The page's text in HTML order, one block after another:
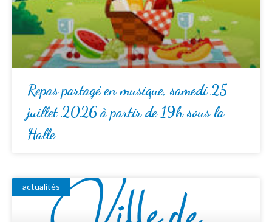
Repas partagé en musique, samedi 25
juillet 2026 à partir de 19h sous la
Halle
actualités